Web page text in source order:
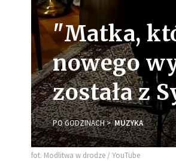
"Matka,
nowego
została z
PO GODZINACH MUZYKA
fot. Modlitwa w drodze / YouTube